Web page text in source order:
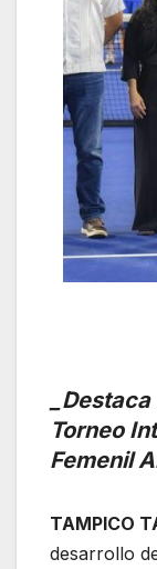
Torneo
Femenil
TAMPICO
desarrollo